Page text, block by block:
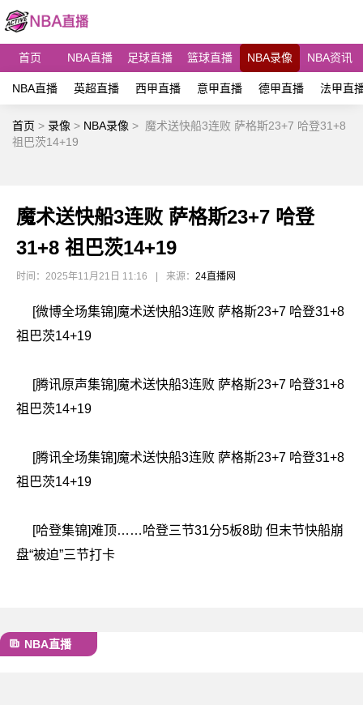
首页 NBA直播 足球直播 篮球直播 NBA录像 NBA资讯
NBA直播 英超直播 西甲直播 意甲直播 德甲直播 法甲直
首页 > 录像 > NBA录像 > 魔术送快船3连败 萨格斯23+7 哈登31+8
祖巴茨14+19
魔术送快船3连败 萨格斯23+7 哈登
31+8 祖巴茨14+19
时间：2025年11月21日 11:16 来源： 24直播网
[微博全场集锦]魔术送快船3连败 萨格斯23+7 哈登31+8
祖巴茨14+19
[腾讯原声集锦]魔术送快船3连败 萨格斯23+7 哈登31+8
祖巴茨14+19
[腾讯全场集锦]魔术送快船3连败 萨格斯23+7 哈登31+8
祖巴茨14+19
[哈登集锦]难顶……哈登三节31分5板8助 但末节快船崩
盘“被迫”三节打卡
NBA直播